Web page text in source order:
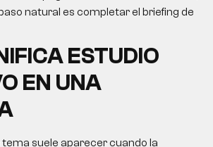
natural es completar el briefing de
ESTUDIO
EN UNA
tema suele aparecer cuando la